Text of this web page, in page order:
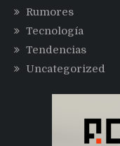
Rumores
Tecnología
Tendencias
Uncategorized